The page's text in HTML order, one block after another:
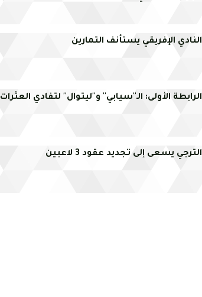
النادي الإفريقي يستأنف التمارين
الرابطة الأولى: الـ''سيابي'' و''ليتوال'' لتفادي العثرات
الترجي يسعى إلى تجديد عقود 3 لاعبين